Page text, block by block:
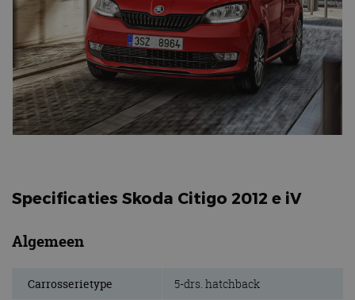
Specificaties Skoda Citigo 2012 e iV
Algemeen
Carrosserietype 5-drs. hatchback